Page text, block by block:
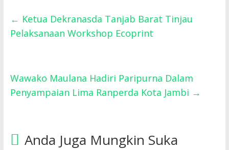
← Ketua Dekranasda Tanjab Barat Tinjau
Pelaksanaan Workshop Ecoprint
Wawako Maulana Hadiri Paripurna Dalam
Penyampaian Lima Ranperda Kota Jambi →
Anda Juga Mungkin Suka